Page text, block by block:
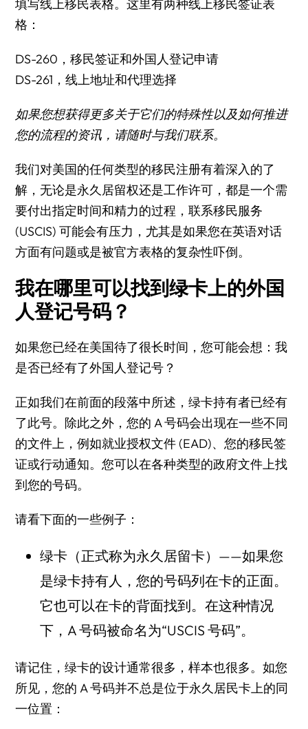
填写线上移民表格。这里有两种线上移民签证表
格：
DS-260，移民签证和外国人登记申请
DS-261，线上地址和代理选择
如果您想获得更多关于它们的特殊性以及如何推进
您的流程的资讯，请随时与我们联系。
我们对美国的任何类型的移民注册有着深入的了
解，无论是永久居留权还是工作许可，都是一个需
要付出指定时间和精力的过程，联系移民服务
(USCIS) 可能会有压力，尤其是如果您在英语对话
方面有问题或是被官方表格的复杂性吓倒。
我在哪里可以找到绿卡上的外国
人登记号码？
如果您已经在美国待了很长时间，您可能会想：我
是否已经有了外国人登记号？
正如我们在前面的段落中所述，绿卡持有者已经有
了此号。除此之外，您的 A 号码会出现在一些不同
的文件上，例如就业授权文件 (EAD)、您的移民签
证或行动通知。您可以在各种类型的政府文件上找
到您的号码。
请看下面的一些例子：
绿卡（正式称为永久居留卡）——如果您
是绿卡持有人，您的号码列在卡的正面。
它也可以在卡的背面找到。在这种情况
下，A 号码被命名为“USCIS 号码”。
请记住，绿卡的设计通常很多，样本也很多。如您
所见，您的 A 号码并不总是位于永久居民卡上的同
一位置：